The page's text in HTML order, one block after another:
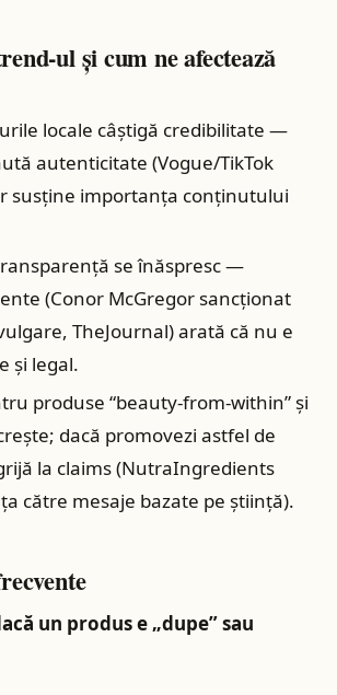
și cum ne afectează
locale câștigă credibilitate —
autenticitate (Vogue/TikTok
susține importanța conținutului
se înăspresc —
(Conor McGregor sancționat
TheJournal) arată că nu e
și legal.
produse “beauty-from-within” și
dacă promovezi astfel de
la claims (NutraIngredients
către mesaje bazate pe știință).
un produs e „dupe” sau